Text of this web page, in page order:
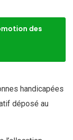
des
handicapées
déposé au